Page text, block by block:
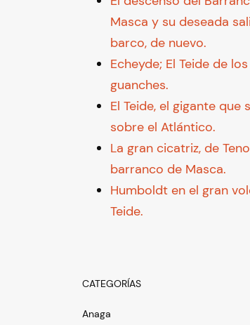
Masca y su deseada
barco, de nuevo.
Echeyde; El Teide de los
guanches.
El Teide, el gigante que
sobre el Atlántico.
La gran cicatriz, de
barranco de Masca.
Humboldt en el gran
Teide.
CATEGORÍAS
Anaga